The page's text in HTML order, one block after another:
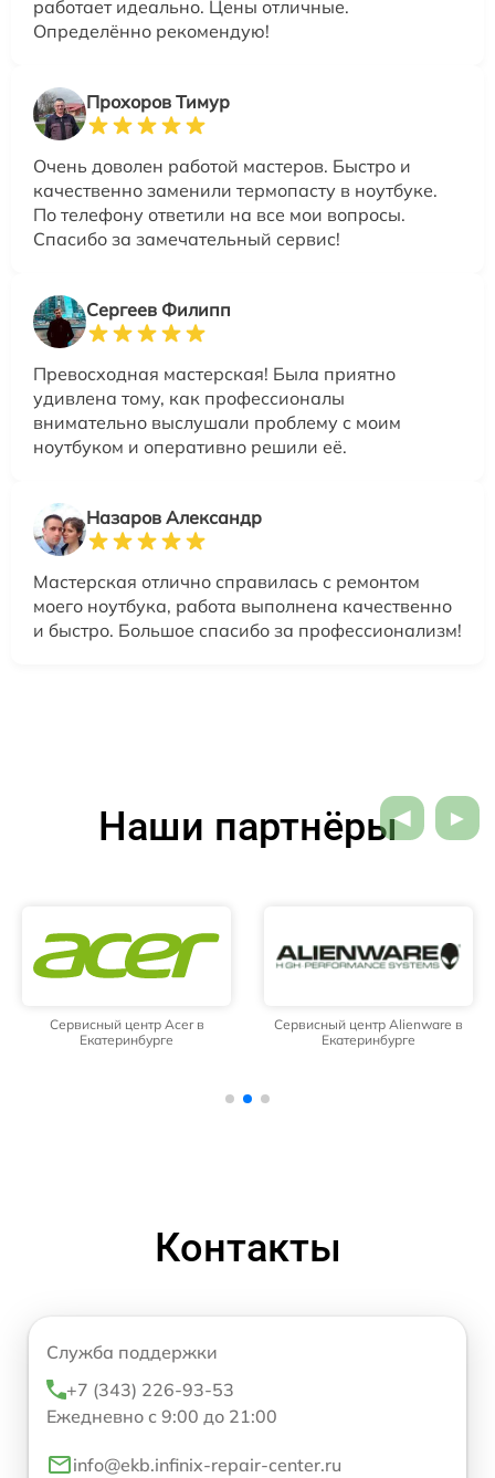
работает идеально. Цены отличные.
Определённо рекомендую!
Прохоров Тимур
Очень доволен работой мастеров. Быстро и
качественно заменили термопасту в ноутбуке.
По телефону ответили на все мои вопросы.
Спасибо за замечательный сервис!
Сергеев Филипп
Превосходная мастерская! Была приятно
удивлена тому, как профессионалы
внимательно выслушали проблему с моим
ноутбуком и оперативно решили её.
Назаров Александр
Мастерская отлично справилась с ремонтом
моего ноутбука, работа выполнена качественно
и быстро. Большое спасибо за профессионализм!
Наши партнёры
Сервисный центр Acer в
Екатеринбурге
Сервисный центр Alienware в
Екатеринбурге
Контакты
Служба поддержки
+7 (343) 226-93-53
Ежедневно с 9:00 до 21:00
info@ekb.infinix-repair-center.ru